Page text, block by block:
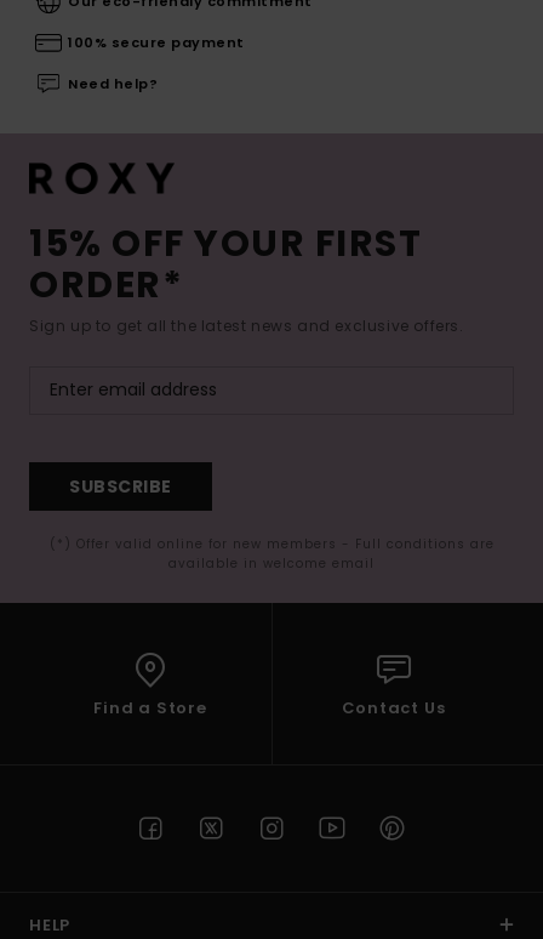
100% secure payment
Need help?
15% OFF YOUR FIRST
ORDER*
Sign up to get all the latest news and exclusive offers.
SUBSCRIBE
(*) Offer valid online for new members - Full conditions are
available in welcome email
Find a Store Contact Us
HELP